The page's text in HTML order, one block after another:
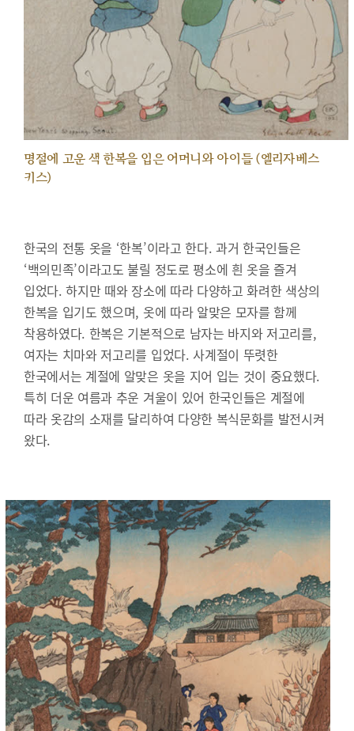
명절에 고운 색 한복을 입은 어머니와 아이들 (엘리자베스
키스)
한국의 전통 옷을 ‘한복’이라고 한다. 과거 한국인들은
‘백의민족’이라고도 불릴 정도로 평소에 흰 옷을 즐겨
입었다. 하지만 때와 장소에 따라 다양하고 화려한 색상의
한복을 입기도 했으며, 옷에 따라 알맞은 모자를 함께
착용하였다. 한복은 기본적으로 남자는 바지와 저고리를,
여자는 치마와 저고리를 입었다. 사계절이 뚜렷한
한국에서는 계절에 알맞은 옷을 지어 입는 것이 중요했다.
특히 더운 여름과 추운 겨울이 있어 한국인들은 계절에
따라 옷감의 소재를 달리하여 다양한 복식문화를 발전시켜
왔다.